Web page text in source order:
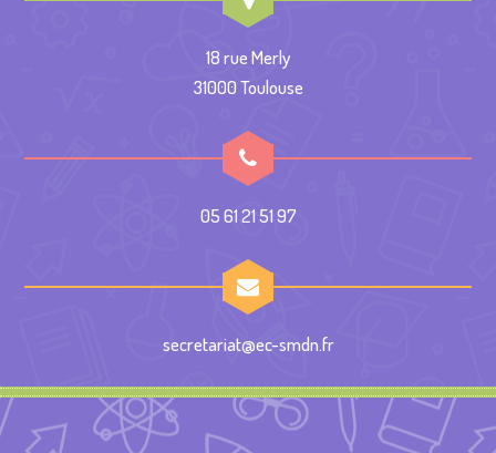
18 rue Merly
31000 Toulouse
05 61 21 51 97
secretariat@ec-smdn.fr